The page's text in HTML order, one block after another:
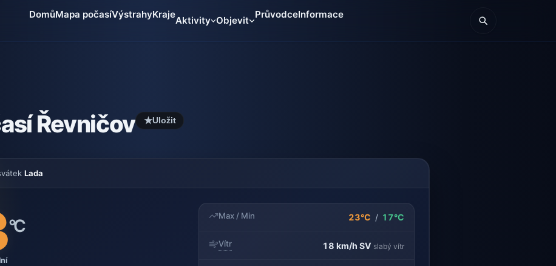
DomůMapa počasíVýstrahyKraje
Aktivity Objevit
PrůvodceInformace
Řevničov ★Uložit
Lada
°C
Max / Min 23°C / 17°C
Vítr 18 km/h SV slabý vítr